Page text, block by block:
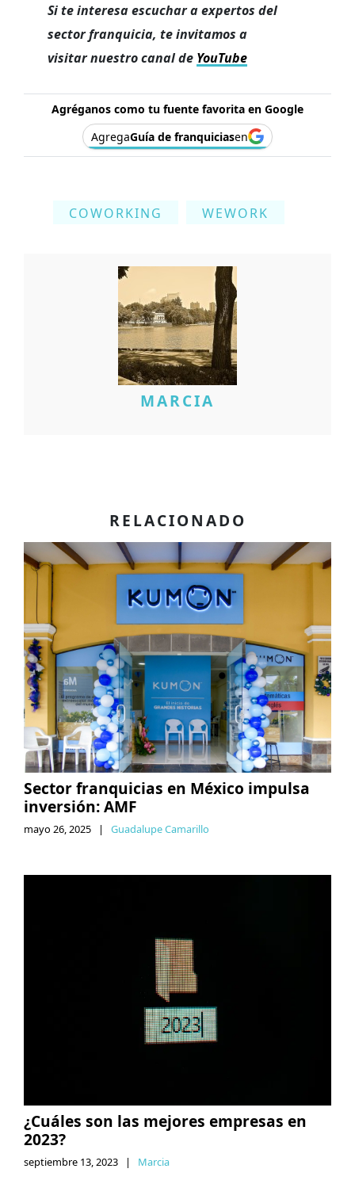
Si te interesa escuchar a expertos del
sector franquicia, te invitamos a
visitar nuestro canal de YouTube
Agréganos como tu fuente favorita en Google
AgregaGuía de franquiciasen
COWORKING WEWORK
MARCIA
RELACIONADO
Sector franquicias en México impulsa
inversión: AMF
mayo 26, 2025 | Guadalupe Camarillo
¿Cuáles son las mejores empresas en
2023?
septiembre 13, 2023 | Marcia